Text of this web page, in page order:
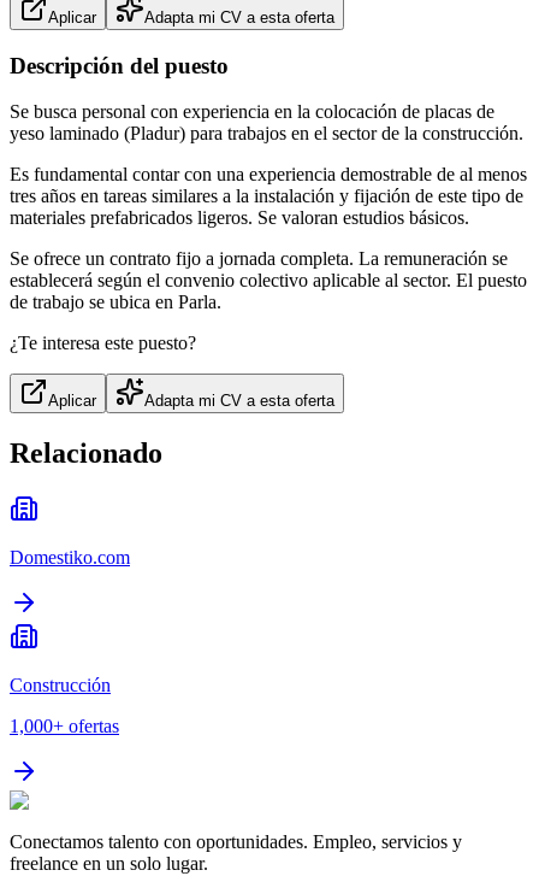
Aplicar Adapta mi CV a esta oferta
Descripción del puesto
Se busca personal con experiencia en la colocación de placas de
yeso laminado (Pladur) para trabajos en el sector de la construcción.
Es fundamental contar con una experiencia demostrable de al menos
tres años en tareas similares a la instalación y fijación de este tipo de
materiales prefabricados ligeros. Se valoran estudios básicos.
Se ofrece un contrato fijo a jornada completa. La remuneración se
establecerá según el convenio colectivo aplicable al sector. El puesto
de trabajo se ubica en Parla.
¿Te interesa este puesto?
Aplicar Adapta mi CV a esta oferta
Relacionado
Domestiko.com
Construcción
1,000+ ofertas
Conectamos talento con oportunidades. Empleo, servicios y
freelance en un solo lugar.